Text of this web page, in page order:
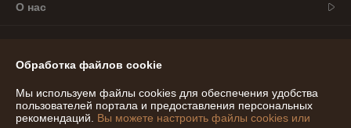
О нас
График работы
Обработка файлов cookie
Мы используем файлы cookies для обеспечения удобства
пользователей портала и предоставления персональных
рекомендаций. Вы можете настроить файлы cookies или